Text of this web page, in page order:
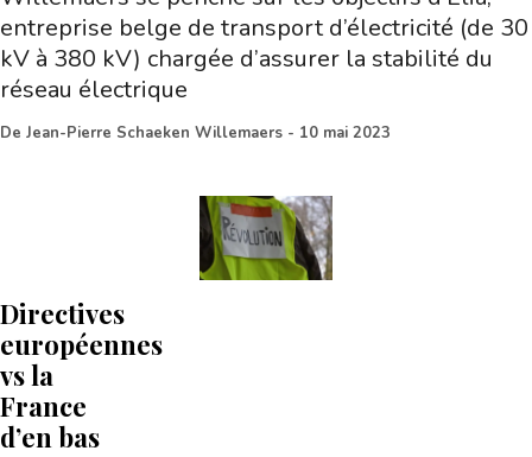
entreprise belge de transport d’électricité (de 30
kV à 380 kV) chargée d’assurer la stabilité du
réseau électrique
De Jean-Pierre Schaeken Willemaers - 10 mai 2023
Directives
européennes
vs la
France
d’en bas